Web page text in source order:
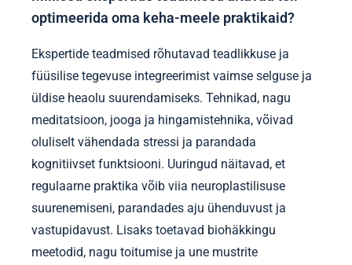
optimeerida oma keha-meele praktikaid?
Ekspertide teadmised rõhutavad teadlikkuse ja
füüsilise tegevuse integreerimist vaimse selguse ja
üldise heaolu suurendamiseks. Tehnikad, nagu
meditatsioon, jooga ja hingamistehnika, võivad
oluliselt vähendada stressi ja parandada
kognitiivset funktsiooni. Uuringud näitavad, et
regulaarne praktika võib viia neuroplastilisuse
suurenemiseni, parandades aju ühenduvust ja
vastupidavust. Lisaks toetavad biohäkkingu
meetodid, nagu toitumise ja une mustrite